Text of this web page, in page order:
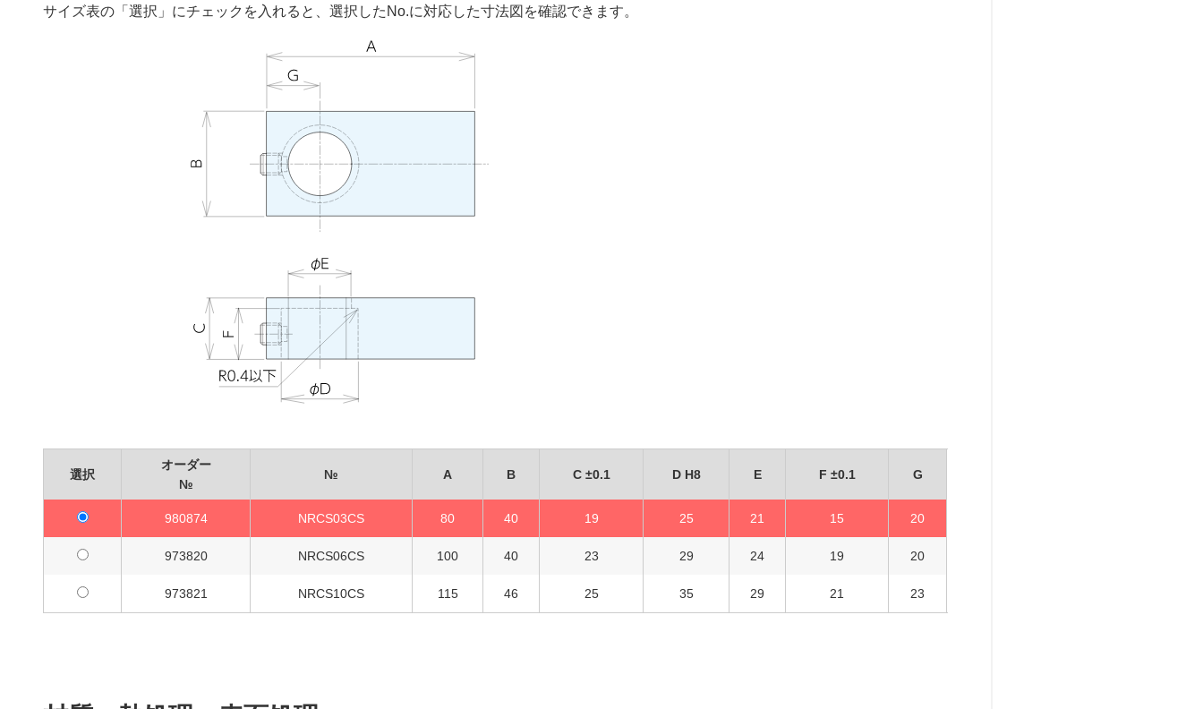
サイズ表の「選択」にチェックを入れると、選択したNo.に対応した寸法図を確認できます。
選択
オーダー
№
№ A B C ±0.1 D H8 E F ±0.1 G
980874 NRCS03CS 80 40 19 25 21 15 20
973820 NRCS06CS 100 40 23 29 24 19 20
973821 NRCS10CS 115 46 25 35 29 21 23